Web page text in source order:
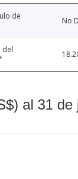
de
No
del
al 31 de